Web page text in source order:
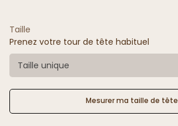
Taille
Prenez votre tour de tête habituel
Taille unique
Mesurer ma taille de tête